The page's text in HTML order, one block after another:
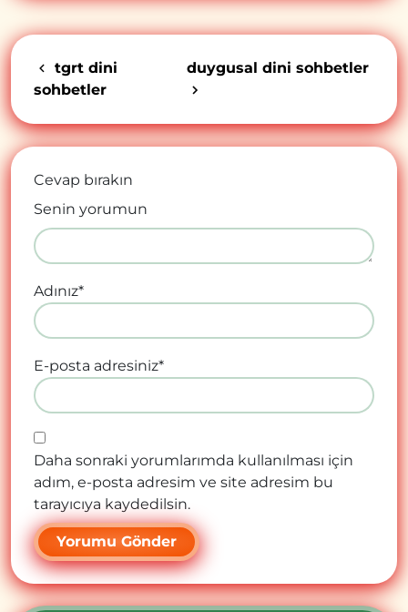
tgrt dini
sohbetler
duygusal dini sohbetler
Cevap bırakın
Senin yorumun
Adınız*
E-posta adresiniz*
Daha sonraki yorumlarımda kullanılması için
adım, e-posta adresim ve site adresim bu
tarayıcıya kaydedilsin.